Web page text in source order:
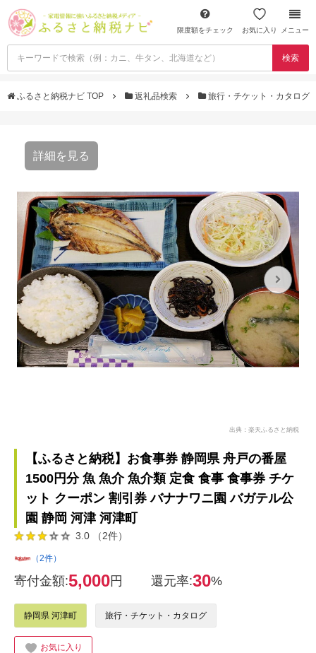
限度額をチェック お気に入り メニュー
検索
ふるさと納税ナビ TOP 返礼品検索 旅行・チケット・カタログ
詳細を見る
出典：楽天ふるさと納税
【ふるさと納税】お食事券 静岡県 舟戸の番屋
1500円分 魚 魚介 魚介類 定食 食事 食事券 チケ
ット クーポン 割引券 バナナワニ園 バガテル公
園 静岡 河津 河津町
3.0 （2件）
（2件）
寄付金額:5,000円 還元率:30%
静岡県 河津町 旅行・チケット・カタログ
お気に入り